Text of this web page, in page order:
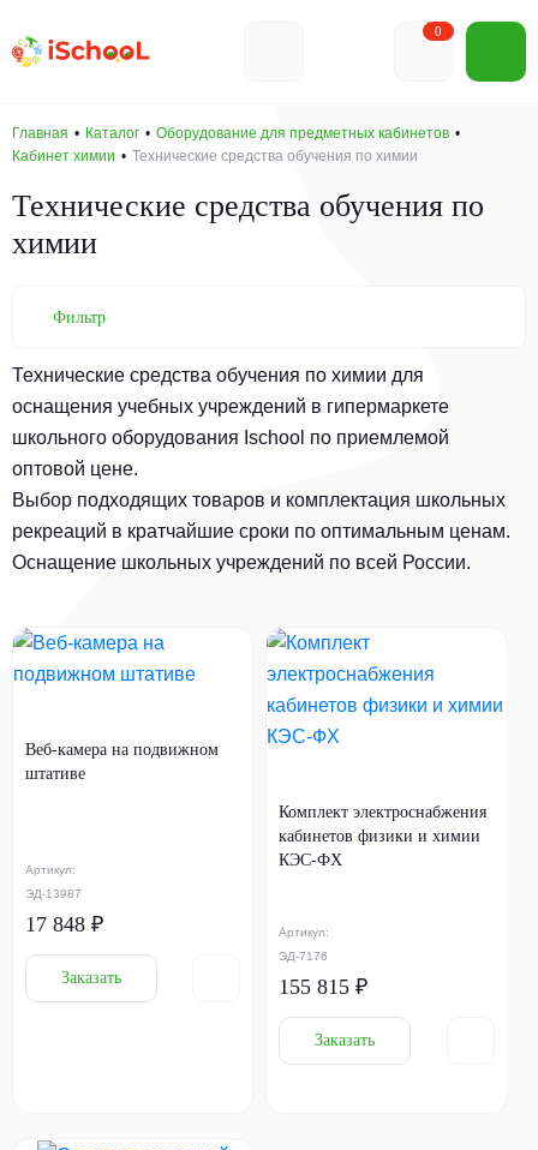
0
Главная Каталог
Оборудование для предметных кабинетов
Кабинет химии
Технические средства обучения по химии
Технические средства обучения по
химии
Фильтр
Технические средства обучения по химии для
оснащения учебных учреждений в гипермаркете
школьного оборудования Ischool по приемлемой
оптовой цене.
Выбор подходящих товаров и комплектация школьных
рекреаций в кратчайшие сроки по оптимальным ценам.
Оснащение школьных учреждений по всей России.
Артикул:
ЭД-13987
Веб-камера на подвижном
штативе
17 848 ₽
Заказать
Артикул:
ЭД-7176
Комплект электроснабжения
кабинетов физики и химии
КЭС-ФХ
155 815 ₽
Заказать